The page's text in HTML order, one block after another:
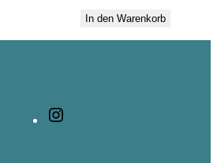
In den Warenkorb